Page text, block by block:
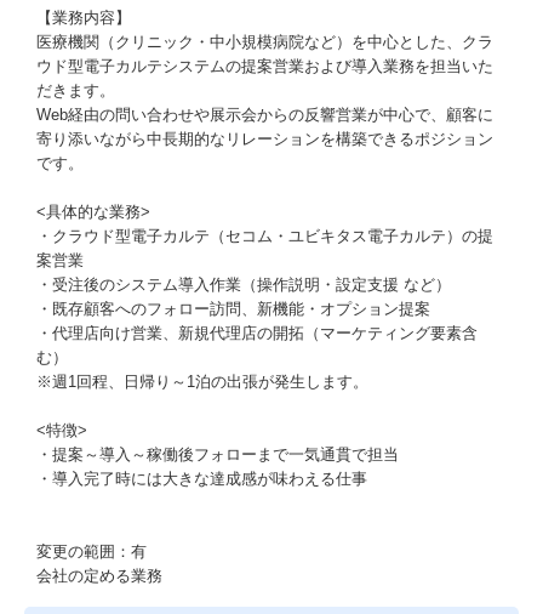
【業務内容】
医療機関（クリニック・中小規模病院など）を中心とした、クラ
ウド型電子カルテシステムの提案営業および導入業務を担当いた
だきます。
Web経由の問い合わせや展示会からの反響営業が中心で、顧客に
寄り添いながら中長期的なリレーションを構築できるポジション
です。
<具体的な業務>
・クラウド型電子カルテ（セコム・ユビキタス電子カルテ）の提
案営業
・受注後のシステム導入作業（操作説明・設定支援 など）
・既存顧客へのフォロー訪問、新機能・オプション提案
・代理店向け営業、新規代理店の開拓（マーケティング要素含
む）
※週1回程、日帰り～1泊の出張が発生します。
<特徴>
・提案～導入～稼働後フォローまで一気通貫で担当
・導入完了時には大きな達成感が味わえる仕事
変更の範囲：有
会社の定める業務